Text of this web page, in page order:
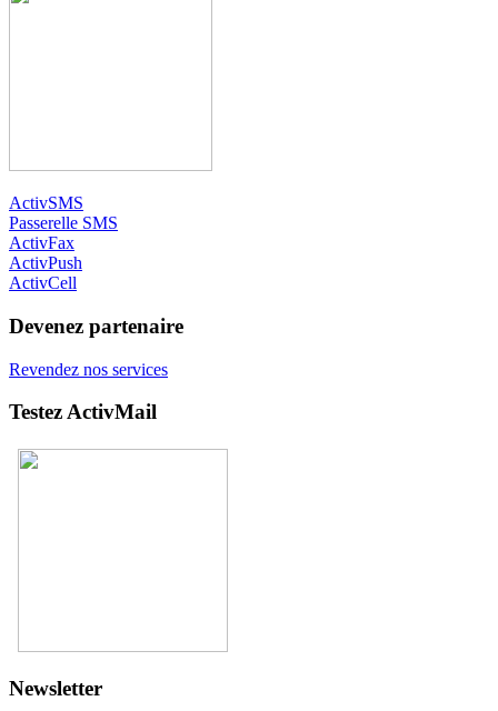
ActivSMS
Passerelle SMS
ActivFax
ActivPush
ActivCell
Devenez partenaire
Revendez nos services
Testez ActivMail
Newsletter